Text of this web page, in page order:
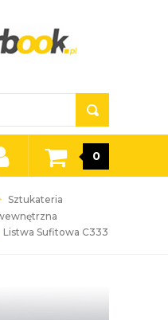
0
Sztukateria
Listwa Sufitowa C333